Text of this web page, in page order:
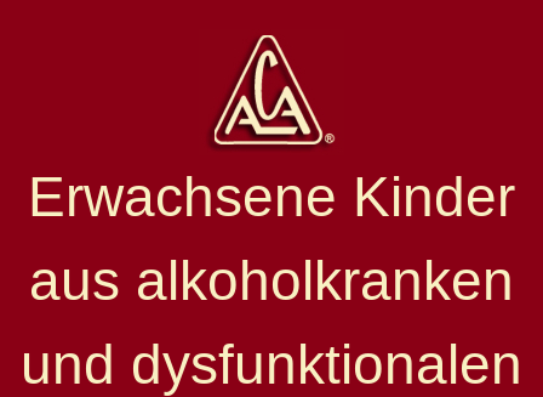
Erwachsene Kinder
aus alkoholkranken
und dysfunktionalen